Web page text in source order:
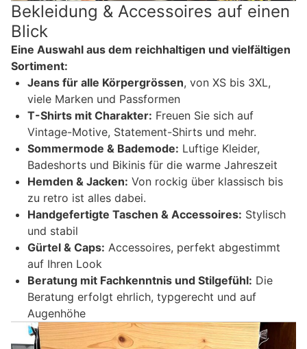
Bekleidung & Accessoires auf einen
Blick
Eine Auswahl aus dem reichhaltigen und vielfältigen
Sortiment:
Jeans für alle Körpergrössen, von XS bis 3XL,
viele Marken und Passformen
T-Shirts mit Charakter: Freuen Sie sich auf
Vintage-Motive, Statement-Shirts und mehr.
Sommermode & Bademode: Luftige Kleider,
Badeshorts und Bikinis für die warme Jahreszeit
Hemden & Jacken: Von rockig über klassisch bis
zu retro ist alles dabei.
Handgefertigte Taschen & Accessoires: Stylisch
und stabil
Gürtel & Caps: Accessoires, perfekt abgestimmt
auf Ihren Look
Beratung mit Fachkenntnis und Stilgefühl: Die
Beratung erfolgt ehrlich, typgerecht und auf
Augenhöhe